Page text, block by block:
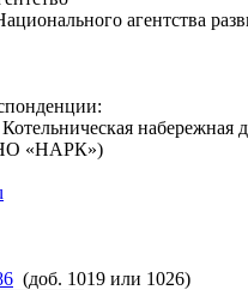
агентства
набережная
«НАРК»)
(доб. 1019 или 1026)